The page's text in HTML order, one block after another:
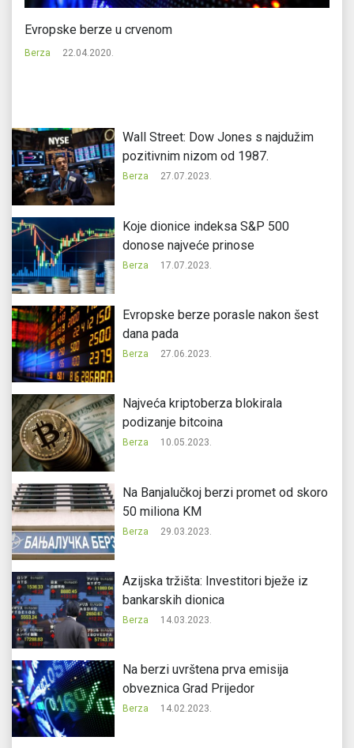
Evropske berze u crvenom
Berza 22.04.2020.
Wall Street: Dow Jones s najdužim
pozitivnim nizom od 1987.
Berza 27.07.2023.
Koje dionice indeksa S&P 500
donose najveće prinose
Berza 17.07.2023.
Evropske berze porasle nakon šest
dana pada
Berza 27.06.2023.
Najveća kriptoberza blokirala
podizanje bitcoina
Berza 10.05.2023.
Na Banjalučkoj berzi promet od skoro
50 miliona KM
Berza 29.03.2023.
Azijska tržišta: Investitori bježe iz
bankarskih dionica
Berza 14.03.2023.
Na berzi uvrštena prva emisija
obveznica Grad Prijedor
Berza 14.02.2023.